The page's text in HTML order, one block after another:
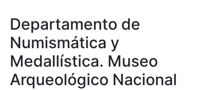
Mostra/Amaga
Departamento de
Numismática y
Medallística. Museo
Arqueológico Nacional